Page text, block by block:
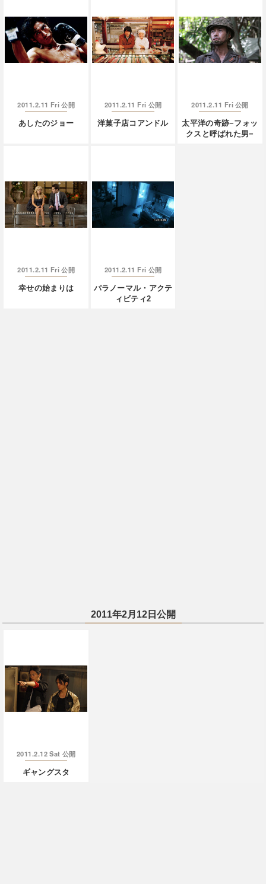
2011.2.11 Fri 公開
あしたのジョー
2011.2.11 Fri 公開
洋菓子店コアンドル
2011.2.11 Fri 公開
太平洋の奇跡−フォッ
クスと呼ばれた男−
2011.2.11 Fri 公開
幸せの始まりは
2011.2.11 Fri 公開
パラノーマル・アクテ
ィビティ2
2011年2月12日公開
2011.2.12 Sat 公開
ギャングスタ